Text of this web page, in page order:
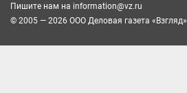
Пишите нам на information@vz.ru
© 2005 — 2026 ООО Деловая газета «Взгляд»